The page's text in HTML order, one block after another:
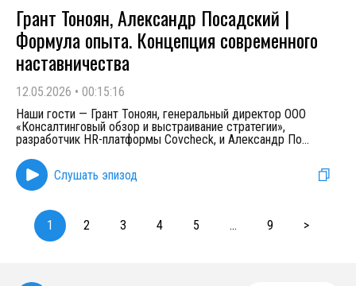
Грант Тоноян, Александр Посадский |
Формула опыта. Концепция современного
наставничества
12.05.2026 • 00:15:16
Наши гости — Грант Тоноян, генеральный директор ООО
«Консалтинговый обзор и выстраивание стратегии»,
разработчик HR-платформы Covcheck, и Александр По...
Слушать эпизод
1 2 3 4 5 ... 9 >